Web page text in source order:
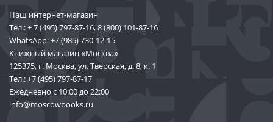
Наш интернет-магазин
Тел.:+ 7 (495) 797-87-16,8 (800) 101-87-16
WhatsApp:+7 (985) 730-12-15
Книжный магазин «Москва»
125375, г. Москва, ул. Тверская, д. 8, к. 1
Тел.:+7 (495) 797-87-17
Ежедневно с 10:00 до 22:00
info@moscowbooks.ru